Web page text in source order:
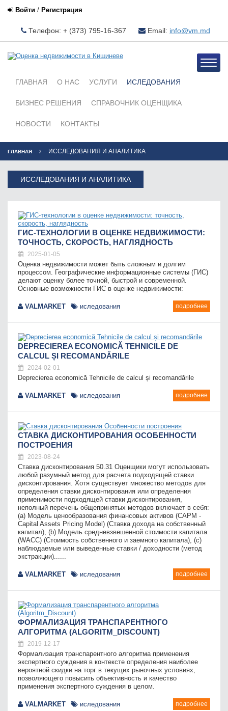
Войти / Регистрация
Телефон: + (373) 795-16-367 Email: info@vm.md
Toggle
ГЛАВНАЯ О НАС УСЛУГИ ИСЛЕДОВАНИЯ
БИЗНЕС РЕШЕНИЯ СПРАВОЧНИК ОЦЕНЩИКА
НОВОСТИ КОНТАКТЫ
ГЛАВНАЯ ИССЛЕДОВАНИЯ И АНАЛИТИКА
ИССЛЕДОВАНИЯ И АНАЛИТИКА
ГИС-ТЕХНОЛОГИИ В ОЦЕНКЕ НЕДВИЖИМОСТИ:
ТОЧНОСТЬ, СКОРОСТЬ, НАГЛЯДНОСТЬ
2025-01-05
Оценка недвижимости может быть сложным и долгим
процессом. Географические информационные системы (ГИС)
делают оценку более точной, быстрой и современной.
Основные возможности ГИС в оценке недвижимости:
VALMARKET иследования подробнее
DEPRECIEREA ECONOMICĂ TEHNICILE DE
CALCUL ȘI RECOMANDĂRILE
2024-02-01
Deprecierea economică Tehnicile de calcul și recomandările
VALMARKET иследования подробнее
СТАВКА ДИСКОНТИРОВАНИЯ ОСОБЕННОСТИ
ПОСТРОЕНИЯ
2023-08-24
Ставка дисконтирования 50.31 Оценщики могут использовать
любой разумный метод для расчета подходящей ставки
дисконтирования. Хотя существует множество методов для
определения ставки дисконтирования или определения
применимости подходящей ставки дисконтирования,
неполный перечень общепринятых методов включает в себя:
(a) Модель ценообразования финансовых активов (CAPM -
Capital Assets Pricing Model) (Ставка дохода на собственный
капитал), (b) Модель средневзвешенной стоимости капитала
(WACC) (Стоимость собственного и заемного капитала), (c)
наблюдаемые или выведенные ставки / доходности (метод
экстракции)......
VALMARKET иследования подробнее
ФОРМАЛИЗАЦИЯ ТРАНСПАРЕНТНОГО
АЛГОРИТМА (ALGORITM_DISCOUNT)
2019-12-17
Формализация транспарентного алгоритма применения
экспертного суждения в контексте определения наиболее
вероятной скидки на торг в текущих рыночных условиях,
позволяющего повысить объективность и качество
применения экспертного суждения в целом.
VALMARKET иследования подробнее